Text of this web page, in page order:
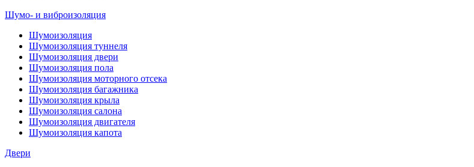
Шумо- и виброизоляция
Шумоизоляция
Шумоизоляция туннеля
Шумоизоляция двери
Шумоизоляция пола
Шумоизоляция моторного отсека
Шумоизоляция багажника
Шумоизоляция крыла
Шумоизоляция салона
Шумоизоляция двигателя
Шумоизоляция капота
Двери